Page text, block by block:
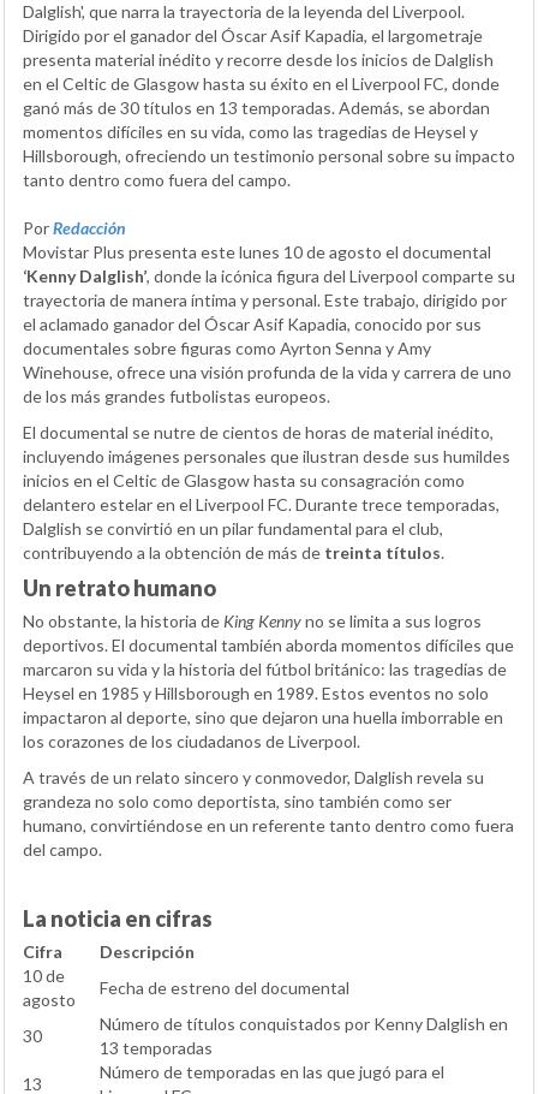
Dalglish', que narra la trayectoria de la leyenda del Liverpool.
Dirigido por el ganador del Óscar Asif Kapadia, el largometraje
presenta material inédito y recorre desde los inicios de Dalglish
en el Celtic de Glasgow hasta su éxito en el Liverpool FC, donde
ganó más de 30 títulos en 13 temporadas. Además, se abordan
momentos difíciles en su vida, como las tragedias de Heysel y
Hillsborough, ofreciendo un testimonio personal sobre su impacto
tanto dentro como fuera del campo.
PorRedacción
Movistar Plus presenta este lunes 10 de agosto el documental
‘Kenny Dalglish’, donde la icónica figura del Liverpool comparte su
trayectoria de manera íntima y personal. Este trabajo, dirigido por
el aclamado ganador del Óscar Asif Kapadia, conocido por sus
documentales sobre figuras como Ayrton Senna y Amy
Winehouse, ofrece una visión profunda de la vida y carrera de uno
de los más grandes futbolistas europeos.
El documental se nutre de cientos de horas de material inédito,
incluyendo imágenes personales que ilustran desde sus humildes
inicios en el Celtic de Glasgow hasta su consagración como
delantero estelar en el Liverpool FC. Durante trece temporadas,
Dalglish se convirtió en un pilar fundamental para el club,
contribuyendo a la obtención de más de treinta títulos.
Un retrato humano
No obstante, la historia de King Kennyno se limita a sus logros
deportivos. El documental también aborda momentos difíciles que
marcaron su vida y la historia del fútbol británico: las tragedias de
Heysel en 1985 y Hillsborough en 1989. Estos eventos no solo
impactaron al deporte, sino que dejaron una huella imborrable en
los corazones de los ciudadanos de Liverpool.
A través de un relato sincero y conmovedor, Dalglish revela su
grandeza no solo como deportista, sino también como ser
humano, convirtiéndose en un referente tanto dentro como fuera
del campo.
La noticia en cifras
Cifra
Descripción
10 de
agosto
Fecha de estreno del documental
30
Número de títulos conquistados por Kenny Dalglish en
13 temporadas
13
Número de temporadas en las que jugó para el